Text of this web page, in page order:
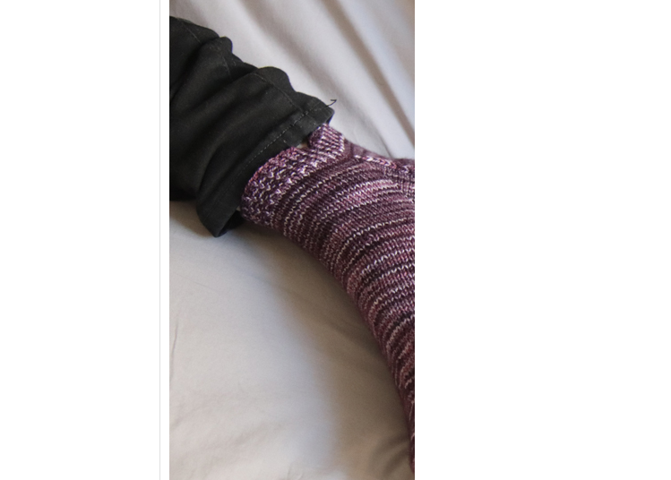
{Tricot} Le défi 2026
: Je tricote mes
socquettes
C’est la 4ème année
j’organise un défi de…